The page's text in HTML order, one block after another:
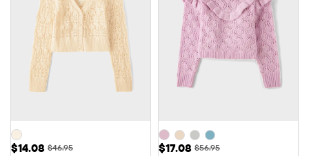
Prix ​​de vente: $14.08
$14.08 Prix ​​d'origine: $46.95
$46.95 Prix ​​de vente: $17.08
$17.08 Prix ​​d'origine: $56.95
$56.95